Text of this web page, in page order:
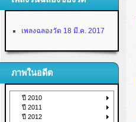
เพลงฉลองวัด 18 มี.ค. 2017
ภาพในอดีต
ปี 2010
ปี 2011
ปี 2012